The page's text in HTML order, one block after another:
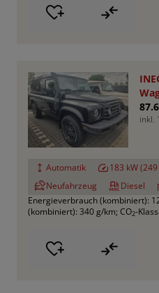
inkl.
Automatik 183 kW (249
Neufahrzeug
Diesel
Energieverbrauch (kombiniert):
(kombiniert): 340 g/km; CO2-